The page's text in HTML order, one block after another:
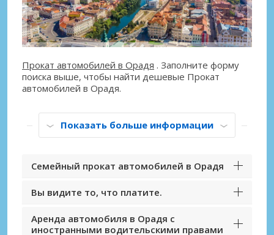
Прокат автомобилей в Орадя . Заполните форму
поиска выше, чтобы найти дешевые Прокат
автомобилей в Орадя.
Показать больше информации
Семейный прокат автомобилей в Орадя
Вы видите то, что платите.
Аренда автомобиля в Орадя с
иностранными водительскими правами